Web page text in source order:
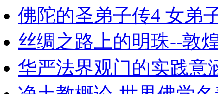
佛陀的圣弟子传4 女弟
丝绸之路上的明珠--敦
华严法界观门的实践意